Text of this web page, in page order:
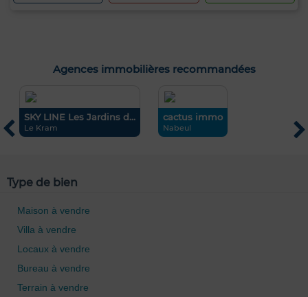
Agences immobilières recommandées
SKY LINE Les Jardins d...
Le Kram
cactus immo
Nabeul
Type de bien
Maison à vendre
Villa à vendre
Locaux à vendre
Bureau à vendre
Terrain à vendre